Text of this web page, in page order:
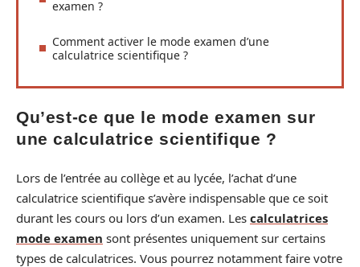
examen ?
Comment activer le mode examen d’une
calculatrice scientifique ?
Qu’est-ce que le mode examen sur
une calculatrice scientifique ?
Lors de l’entrée au collège et au lycée, l’achat d’une
calculatrice scientifique s’avère indispensable que ce soit
durant les cours ou lors d’un examen. Les calculatrices
mode examen sont présentes uniquement sur certains
types de calculatrices. Vous pourrez notamment faire votre